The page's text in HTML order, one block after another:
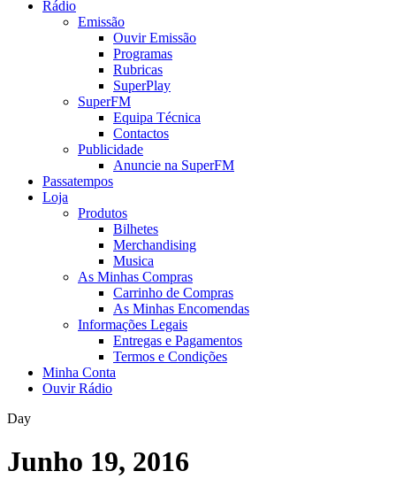
Rádio
Emissão
Ouvir Emissão
Programas
Rubricas
SuperPlay
SuperFM
Equipa Técnica
Contactos
Publicidade
Anuncie na SuperFM
Passatempos
Loja
Produtos
Bilhetes
Merchandising
Musica
As Minhas Compras
Carrinho de Compras
As Minhas Encomendas
Informações Legais
Entregas e Pagamentos
Termos e Condições
Minha Conta
Ouvir Rádio
Day
Junho 19, 2016